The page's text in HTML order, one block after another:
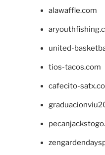
alawaffle.com
united-
tios-tacos.com
cafecito-